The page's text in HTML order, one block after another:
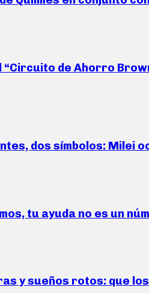
“Circuito de Ahorro
dos símbolos: Milei
tu ayuda no es un
y sueños rotos: que